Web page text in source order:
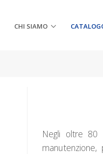
CHI SIAMO
Negli oltre 80